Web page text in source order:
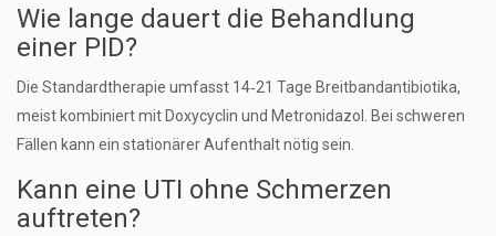
Wie lange dauert die Behandlung
einer PID?
Die Standardtherapie umfasst 14‑21 Tage Breitbandantibiotika,
meist kombiniert mit Doxycyclin und Metronidazol. Bei schweren
Fällen kann ein stationärer Aufenthalt nötig sein.
Kann eine UTI ohne Schmerzen
auftreten?